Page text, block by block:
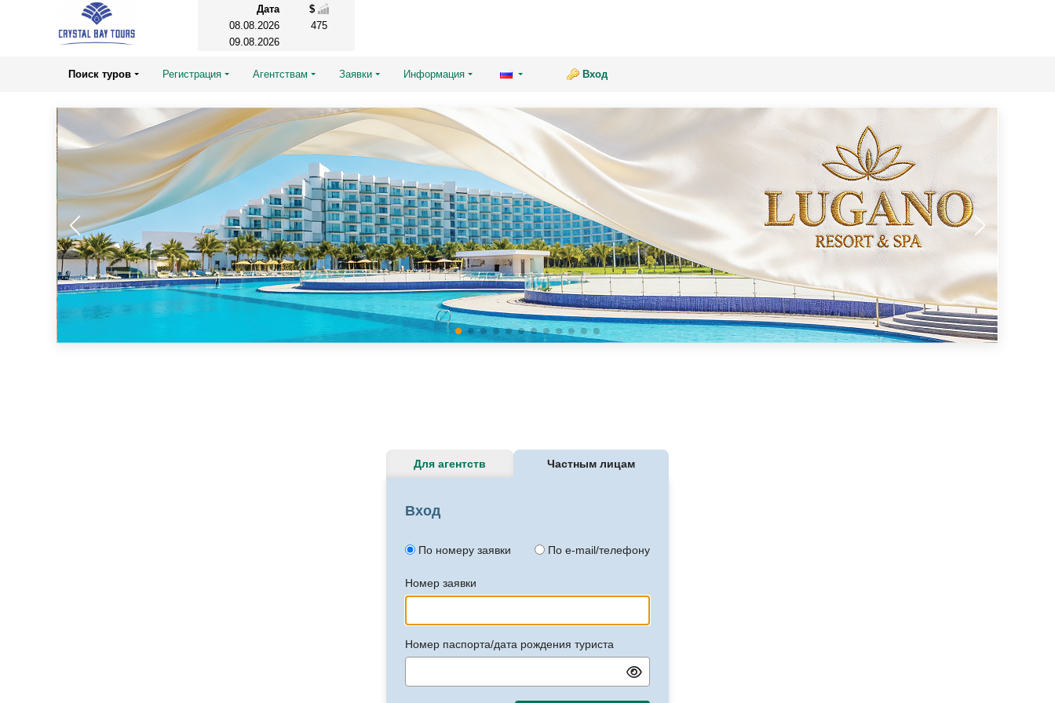
Дата
$
08.08.2026
475
09.08.2026
Поиск туров Регистрация Агентствам Заявки Информация Вход
Для агентств Частным лицам
Вход
По номеру заявки По e-mail/телефону
Номер заявки
Номер паспорта/дата рождения туриста